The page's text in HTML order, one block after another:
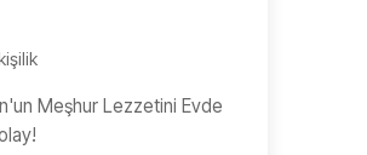
Meşhur Lezzetini Evde